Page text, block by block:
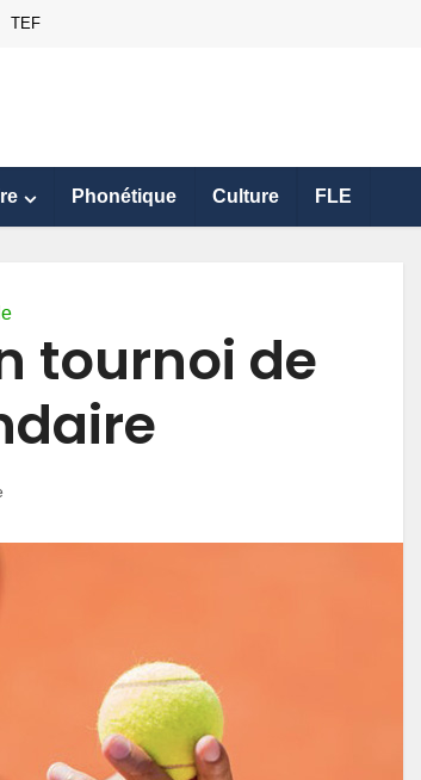
TEF
Phonétique Culture FLE
tournoi de